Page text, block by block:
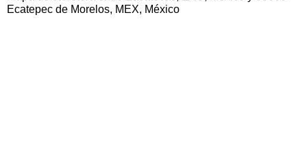
Ecatepec de Morelos, MEX, México